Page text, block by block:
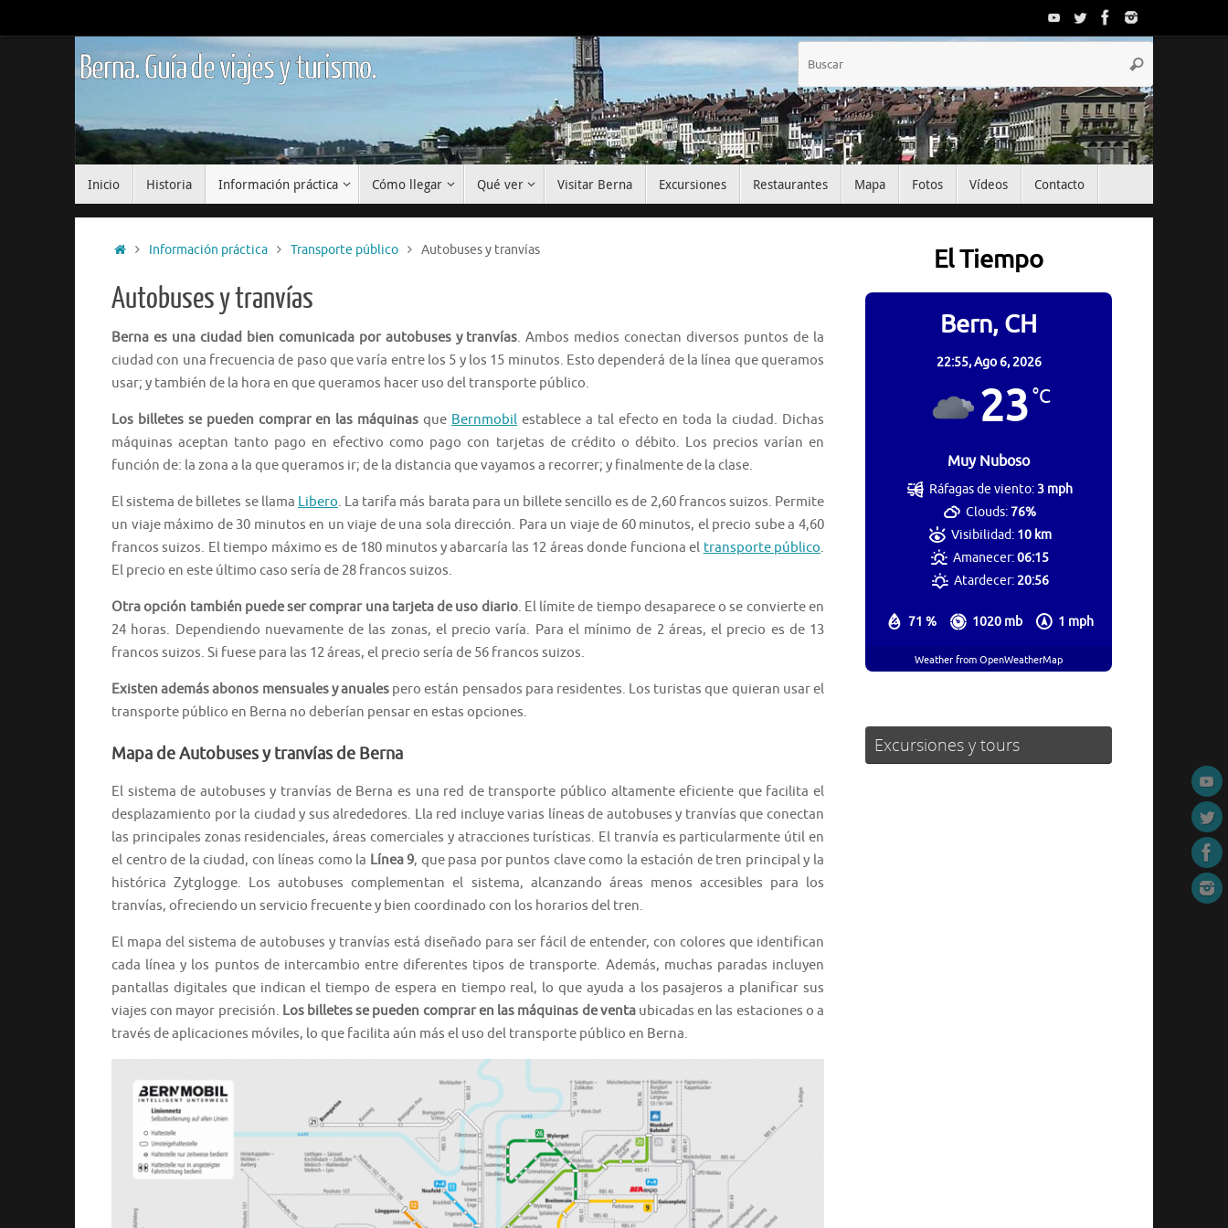
al
Berna. Guía de viajes y turismo. Buscar
Inicio Historia Información práctica Cómo llegar Qué ver Visitar Berna Excursiones Restaurantes Mapa Fotos Vídeos Contacto
InicioInformación práctica Transporte público Autobuses y tranvías
Autobuses y tranvías
Berna es una ciudad bien comunicada por autobuses y tranvías. Ambos medios conectan diversos puntos de la
ciudad con una frecuencia de paso que varía entre los 5 y los 15 minutos. Esto dependerá de la línea que queramos
usar; y también de la hora en que queramos hacer uso del transporte público.
Los billetes se pueden comprar en las máquinas que Bernmobil establece a tal efecto en toda la ciudad. Dichas
máquinas aceptan tanto pago en efectivo como pago con tarjetas de crédito o débito. Los precios varían en
función de: la zona a la que queramos ir; de la distancia que vayamos a recorrer; y finalmente de la clase.
El sistema de billetes se llama Libero. La tarifa más barata para un billete sencillo es de 2,60 francos suizos. Permite
un viaje máximo de 30 minutos en un viaje de una sola dirección. Para un viaje de 60 minutos, el precio sube a 4,60
francos suizos. El tiempo máximo es de 180 minutos y abarcaría las 12 áreas donde funciona el transporte público.
El precio en este último caso sería de 28 francos suizos.
Otra opción también puede ser comprar una tarjeta de uso diario. El límite de tiempo desaparece o se convierte en
24 horas. Dependiendo nuevamente de las zonas, el precio varía. Para el mínimo de 2 áreas, el precio es de 13
francos suizos. Si fuese para las 12 áreas, el precio sería de 56 francos suizos.
Existen además abonos mensuales y anualespero están pensados para residentes. Los turistas que quieran usar el
transporte público en Berna no deberían pensar en estas opciones.
Mapa de Autobuses y tranvías de Berna
El sistema de autobuses y tranvías de Berna es una red de transporte público altamente eficiente que facilita el
desplazamiento por la ciudad y sus alrededores. Lla red incluye varias líneas de autobuses y tranvías que conectan
las principales zonas residenciales, áreas comerciales y atracciones turísticas. El tranvía es particularmente útil en
el centro de la ciudad, con líneas como la Línea 9, que pasa por puntos clave como la estación de tren principal y la
histórica Zytglogge. Los autobuses complementan el sistema, alcanzando áreas menos accesibles para los
tranvías, ofreciendo un servicio frecuente y bien coordinado con los horarios del tren.
El mapa del sistema de autobuses y tranvías está diseñado para ser fácil de entender, con colores que identifican
cada línea y los puntos de intercambio entre diferentes tipos de transporte. Además, muchas paradas incluyen
pantallas digitales que indican el tiempo de espera en tiempo real, lo que ayuda a los pasajeros a planificar sus
viajes con mayor precisión. Los billetes se pueden comprar en las máquinas de ventaubicadas en las estaciones o a
través de aplicaciones móviles, lo que facilita aún más el uso del transporte público en Berna.
El Tiempo
Bern, CH
22:55,Ago 6, 2026
23°C
Muy Nuboso
71 % 1020 mb 1 mph
Ráfagas de viento:3 mph
Clouds:76%
Visibilidad: 10 km
Amanecer:06:15
Atardecer:20:56
Weather from OpenWeatherMap
Excursiones y tours